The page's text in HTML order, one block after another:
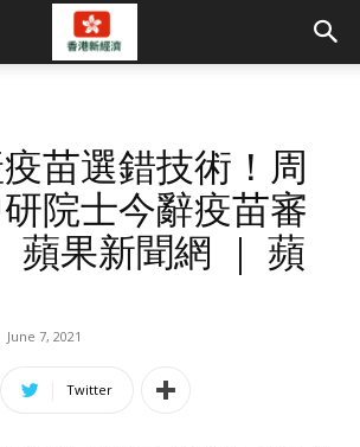
苗選錯技術！周
院士今辭疫苗審
蘋果新聞網 ｜ 蘋
June 7, 2021
Twitter